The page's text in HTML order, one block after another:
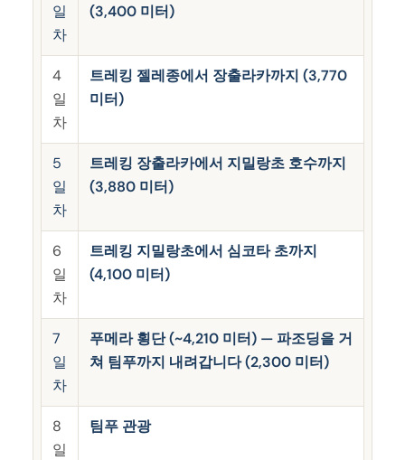
일
차
(3,400 미터)
4
일
차
트레킹 젤레종에서 장출라카까지 (3,770
미터)
5
일
차
트레킹 장출라카에서 지밀랑초 호수까지
(3,880 미터)
6
일
차
트레킹 지밀랑초에서 심코타 초까지
(4,100 미터)
7
일
차
푸메라 횡단 (~4,210 미터) — 파조딩을 거
쳐 팀푸까지 내려갑니다 (2,300 미터)
8
일
팀푸 관광